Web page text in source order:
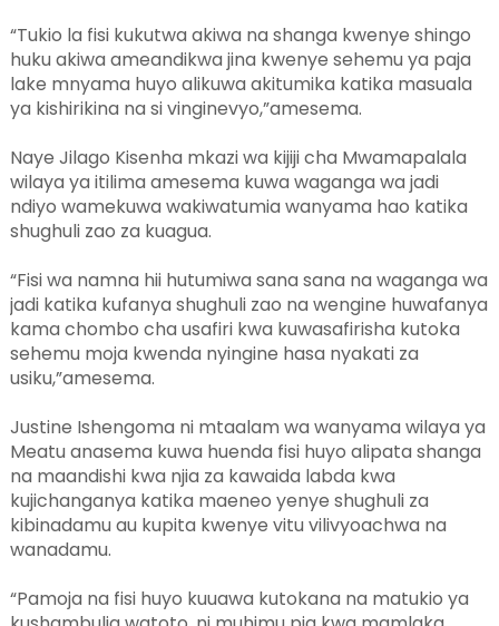
“Tukio la fisi kukutwa akiwa na shanga kwenye shingo
huku akiwa ameandikwa jina kwenye sehemu ya paja
lake mnyama huyo alikuwa akitumika katika masuala
ya kishirikina na si vinginevyo,”amesema.
Naye Jilago Kisenha mkazi wa kijiji cha Mwamapalala
wilaya ya itilima amesema kuwa waganga wa jadi
ndiyo wamekuwa wakiwatumia wanyama hao katika
shughuli zao za kuagua.
“Fisi wa namna hii hutumiwa sana sana na waganga wa
jadi katika kufanya shughuli zao na wengine huwafanya
kama chombo cha usafiri kwa kuwasafirisha kutoka
sehemu moja kwenda nyingine hasa nyakati za
usiku,”amesema.
Justine Ishengoma ni mtaalam wa wanyama wilaya ya
Meatu anasema kuwa huenda fisi huyo alipata shanga
na maandishi kwa njia za kawaida labda kwa
kujichanganya katika maeneo yenye shughuli za
kibinadamu au kupita kwenye vitu vilivyoachwa na
wanadamu.
“Pamoja na fisi huyo kuuawa kutokana na matukio ya